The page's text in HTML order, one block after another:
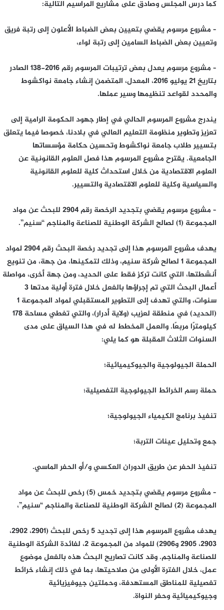
كما درس المجلس وصادق على مشاريع المراسيم التالية:
– مشروع مرسوم يقضي بتعيين بعض الضباط الأعلون إلى رتبة فريق
وتعيين بعض الضباط السامين إلى رتبة لواء،
– مشروع مرسوم يعدل بعض ترتيبات المرسوم رقم 2016-138 الصادر
بتاريخ 21 يوليو 2016، المعدل، المتضمن إنشاء جامعة نواكشوط
والمحدد لقواعد تنظيمها وسير عملها.
يندرج مشروع المرسوم الحالي في إطار جهود الحكومة الرامية إلى
تعزيز وتطوير منظومة التعليم العالي في بلادنا، خصوصا فيما يتعلق
بتسيير طلاب جامعة نواكشوط وتحسين حكامة مؤسساتها
الجامعية. يقترح مشروع المرسوم هذا فصل العلوم القانونية عن
العلوم الاقتصادية من خلال استحداث كلية للعلوم القانونية
والسياسية وكلية للعلوم الاقتصادية والتسيير.
– مشروع مرسوم يقضي بتجديد الرخصة رقم 2904 للبحث عن مواد
المجموعة (1) لصالح الشركة الوطنية للصناعة والمناجم “سنيم”.
يهدف مشروع المرسوم هذا إلى تجديد رخصة البحث رقم 2904 لمواد
المجموعة 1 لصالح شركة سنيم، وذلك لتمكينها، من جهة، من تنويع
أنشطتها، التي كانت تركز فقط على الحديد، ومن جهة أخرى، مواصلة
أعمال البحث التي تم إجراؤها بالفعل خلال فترة أولية مدتها 3
سنوات، والتي تهدف إلى التطوير المستقبلي لمواد المجموعة 1
(الحديد) في منطقة لعزيب (ولاية أدرار)، والتي تغطي مساحة 178
كيلومترًا مربعًا. والعمل المخطط له في هذا السياق على مدى
السنوات الثلاث المقبلة هو كما يلي:
الحملة الجيولوجية والجيوكيميائية؛
حملة رسم الخرائط الجيولوجية التفصيلية؛
تنفيذ برنامج الكيمياء الجيولوجية؛
جمع وتحليل عينات التربة؛
تنفيذ الحفر عن طريق الدوران العكسي و/أو الحفر الماسي.
– مشروع مرسوم يقضي بتجديد خمس (5) رخص للبحث عن مواد
المجموعة (2) لصالح الشركة الوطنية للصناعة والمناجم “سنيم”،
يهدف مشروع المرسوم هذا إلى تجديد 5 رخص للبحث (2901، 2902،
2903، 2905 و2906) للمواد من المجموعة 2، لفائدة الشركة الوطنية
للصناعة والمناجم. وقد كانت تصاريح البحث هذه بالفعل موضوع
عمل، خلال الفترة الأولى من صلاحيتها، بما في ذلك إنشاء خرائط
تفصيلية للمناطق المستهدفة، وحملتين جيوفيزيائية
وجيوكيميائية وحفر النواة.